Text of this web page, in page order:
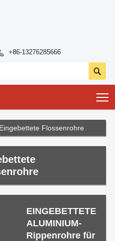
+86-13276285666

Eingebettete Flossenrohre
EINGEBETTETE
ALUMINIUM-
Rippenrohre für